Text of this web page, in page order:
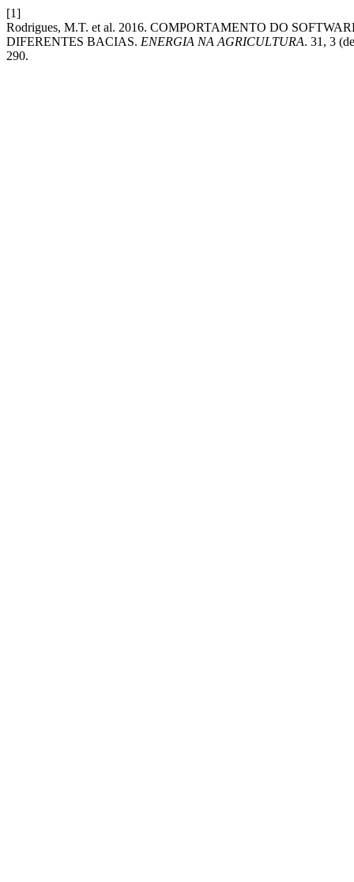
[1]
Rodrigues, M.T. et al. 2016. COMPORTAMENTO DO
DIFERENTES BACIAS. ENERGIA NA AGRICULTURA. 31, 3
290.